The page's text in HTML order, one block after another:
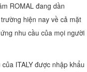
ROMAL đang dần
hiện nay về cả mặt
nhu cầu của mọi người
ITALY được nhập khẩu